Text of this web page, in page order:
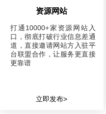
资源网站
打通10000+家资源网站入
口，彻底打破行业信息差通
道，直接邀请网站方入驻平
台联盟合作，让服务更直接
更靠谱
立即发布>